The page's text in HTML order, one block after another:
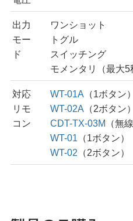
出力
モー
ド
ワンショット
トグル
スイッチング
モメンタリ（最大5
対応
リモ
コン
WT-01A （1ボタン）
WT-02A （2ボタン）
CDT-TX-03M
（無
WT-01 （1ボタン）
WT-02 （2ボタン）